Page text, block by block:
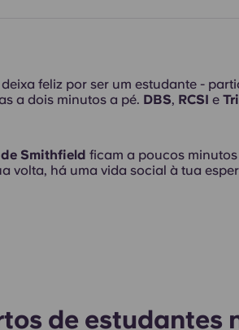
feliz por ser um estudante -
a dois minutos a pé. DBS, RCSI e
Smithfield ficam a poucos
volta, há uma vida social à tua
de estudantes